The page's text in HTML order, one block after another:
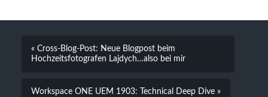
« Cross-Blog-Post: Neue Blogpost beim
Hochzeitsfotografen Lajdych…also bei mir
Workspace ONE UEM 1903: Technical Deep Dive »